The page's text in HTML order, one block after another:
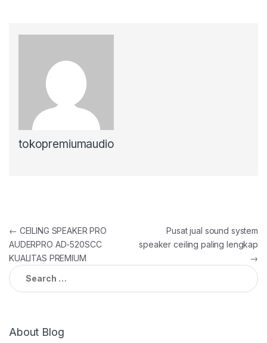
tokopremiumaudio
Post
navigation
← CEILING SPEAKER PRO
AUDERPRO AD-520SCC
KUALITAS PREMIUM
Pusat jual sound system
speaker ceiling paling lengkap
→
Search
for:
About Blog